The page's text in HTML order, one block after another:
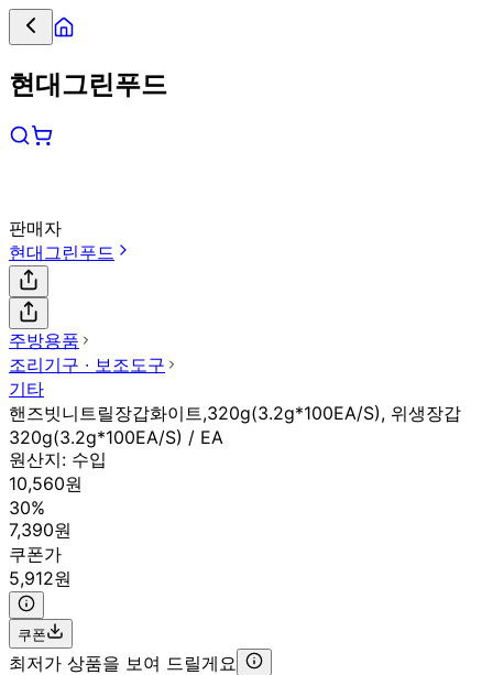
현대그린푸드
판매자
현대그린푸드
주방용품
조리기구 ∙ 보조도구
기타
핸즈빗니트릴장갑화이트,320g(3.2g*100EA/S), 위생장갑
320g(3.2g*100EA/S) / EA
원산지: 수입
10,560원
30%
7,390원
쿠폰가
5,912원
쿠폰
최저가 상품을 보여 드릴게요